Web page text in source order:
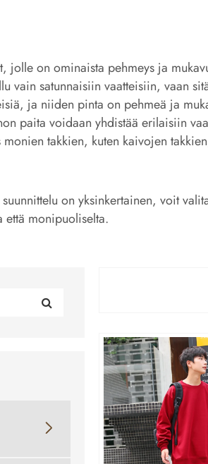
jolle on ominaista pehmeys ja
vain satunnaisiin vaatteisiin, vaan
ja niiden pinta on pehmeä ja
paita voidaan yhdistää erilaisiin
takkien, kuten kaivojen
suunnittelu on yksinkertainen, voit
että monipuoliselta.
